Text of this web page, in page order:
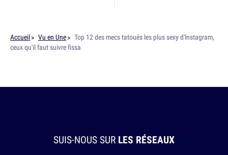
Accueil Vu en Une
Top 12 des mecs tatoués les plus sexy d'Instagram,
ceux qu'il faut suivre fissa
SUIS-NOUS SUR LES RÉSEAUX